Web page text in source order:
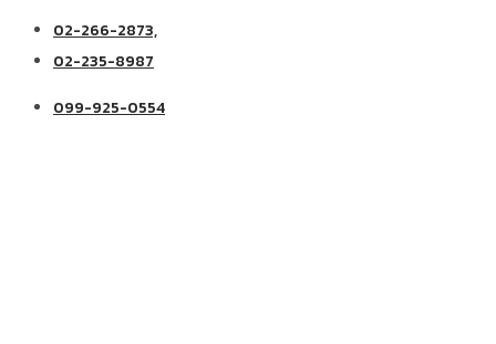
02-266-2873,
02-235-8987
099-925-0554